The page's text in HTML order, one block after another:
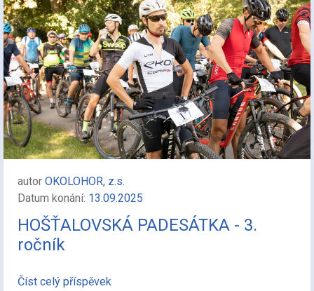
autor OKOLOHOR, z.s.
Datum konání: 13.09.2025
HOŠŤALOVSKÁ PADESÁTKA - 3.
ročník
Číst celý příspěvek